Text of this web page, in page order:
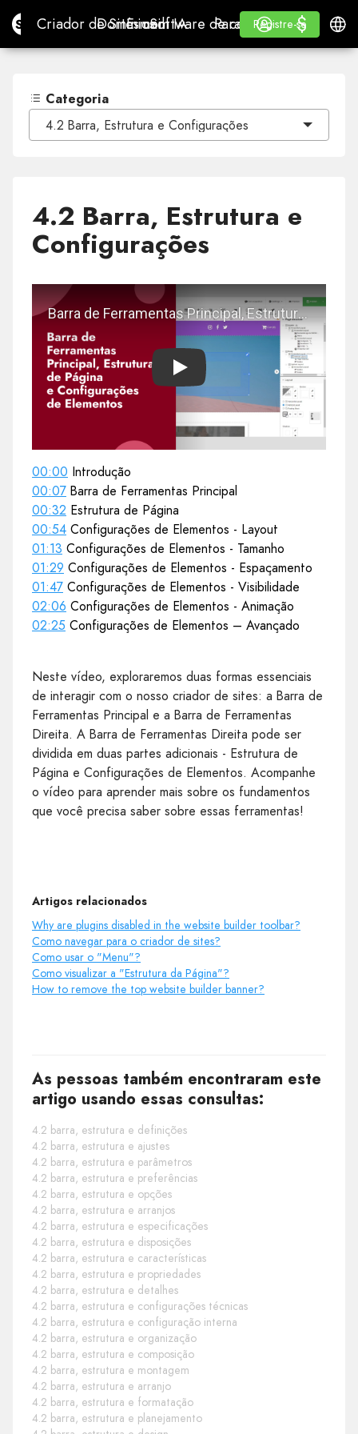
Site.proCriador de Sites com IA
Criador de Sites com IA
Domínios
Domínios
E-mail
E-mailSoftware de contabilidade
Software de contabilidade
Para
Para Revendedores
WHITE LABEL
Aprender
Aprender
Registre-se
Registre-se
Iniciar Sessão
$
$
Categoria
4.2 Barra, Estrutura e Configurações
4.2 Barra, Estrutura e
Configurações
Play
00:00 Introdução
00:07 Barra de Ferramentas Principal
00:32 Estrutura de Página
00:54 Configurações de Elementos - Layout
01:13 Configurações de Elementos - Tamanho
01:29 Configurações de Elementos - Espaçamento
01:47 Configurações de Elementos - Visibilidade
02:06 Configurações de Elementos - Animação
02:25 Configurações de Elementos – Avançado
Neste vídeo, exploraremos duas formas essenciais
de interagir com o nosso criador de sites: a Barra de
Ferramentas Principal e a Barra de Ferramentas
Direita. A Barra de Ferramentas Direita pode ser
dividida em duas partes adicionais - Estrutura de
Página e Configurações de Elementos. Acompanhe
o vídeo para aprender mais sobre os fundamentos
que você precisa saber sobre essas ferramentas!
Artigos relacionados
Why are plugins disabled in the website builder toolbar?
Como navegar para o criador de sites?
Como usar o "Menu"?
Como visualizar a "Estrutura da Página"?
How to remove the top website builder banner?
As pessoas também encontraram este
artigo usando essas consultas:
4.2 barra, estrutura e definições
4.2 barra, estrutura e ajustes
4.2 barra, estrutura e parâmetros
4.2 barra, estrutura e preferências
4.2 barra, estrutura e opções
4.2 barra, estrutura e arranjos
4.2 barra, estrutura e especificações
4.2 barra, estrutura e disposições
4.2 barra, estrutura e características
4.2 barra, estrutura e propriedades
4.2 barra, estrutura e detalhes
4.2 barra, estrutura e configurações técnicas
4.2 barra, estrutura e configuração interna
4.2 barra, estrutura e organização
4.2 barra, estrutura e composição
4.2 barra, estrutura e montagem
4.2 barra, estrutura e arranjo
4.2 barra, estrutura e formatação
4.2 barra, estrutura e planejamento